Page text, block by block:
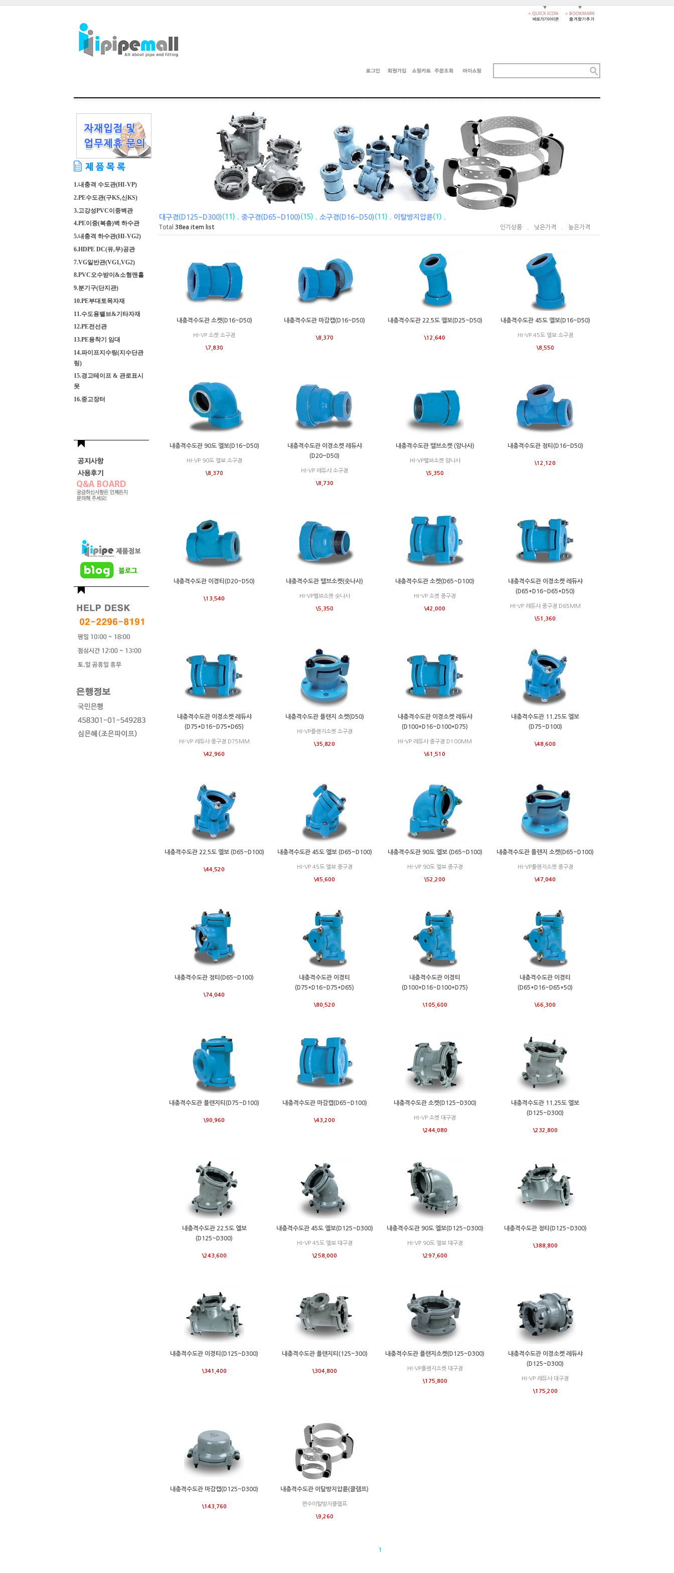
1.내충격 수도관(HI-VP)
2.PE수도관(구KS,신KS)
3.고강성PVC이중벽관
4.PE이중(복층)벽 하수관
5.내충격 하수관(HI-VG2)
6.HDPE DC(유,무)공관
7.VG일반관(VG1,VG2)
8.PVC오수받이&소형맨홀
9.분기구(단지관)
10.PE부대토목자재
11.수도용밸브&기타자재
12.PE전선관
13.PE융착기 임대
14.파이프지수링(지수단관
링)
15.경고테이프 & 관로표시
못
16.중고장터
대구경(D125~D300)(11) . 중구경(D65~D100)(15) . 소구경(D16~D50)(11) . 이탈방지압륜(1) .
Total 38ea item list 인기상품 낮은가격 높은가격
내충격수도관 소켓(D16~D50)
HI-VP 소켓 소구경
\7,830
내충격수도관 마감캡(D16~D50)
\8,370
내충격수도관 22.5도 엘보(D25~D50)
\12,640
내충격수도관 45도 엘보(D16~D50)
HI-VP 45도 엘보 소구경
\8,550
내충격수도관 90도 엘보(D16~D50)
HI-VP 90도 엘보 소구경
\8,370
내충격수도관 이경소켓 레듀샤
(D20~D50)
HI-VP 레듀샤 소구경
\8,730
내충격수도관 밸브소켓 (암나사)
HI-VP밸브소켓 암나사
\5,350
내충격수도관 정티(D16~D50)
\12,120
내충격수도관 이경티(D20~D50)
\13,540
내충격수도관 밸브소켓(숫나사)
HI-VP밸브소켓 숫나사
\5,350
내충격수도관 소켓(D65~D100)
HI-VP 소켓 중구경
\42,000
내충격수도관 이경소켓 레듀샤
(D65*D16~D65*D50)
HI-VP 레듀샤 중구경 D65MM
\51,360
내충격수도관 이경소켓 레듀샤
(D75*D16~D75*D65)
HI-VP 레듀샤 중구경 D75MM
\42,960
내충격수도관 플랜지 소켓(D50)
HI-VP플랜지소켓 소구경
\35,820
내충격수도관 이경소켓 레듀샤
(D100*D16~D100*D75)
HI-VP 레듀샤 중구경 D100MM
\61,510
내충격수도관 11.25도 엘보
(D75~D100)
\48,600
내충격수도관 22.5도 엘보 (D65~D100)
\44,520
내충격수도관 45도 엘보 (D65~D100)
HI-VP 45도 엘보 중구경
\45,600
내충격수도관 90도 엘보 (D65~D100)
HI-VP 90도 엘보 중구경
\52,200
내충격수도관 플랜지 소켓(D65~D100)
HI-VP플랜지소켓 중구경
\47,040
내충격수도관 정티(D65~D100)
\74,040
내충격수도관 이경티
(D75*D16~D75*D65)
\80,520
내충격수도관 이경티
(D100*D16~D100*D75)
\105,600
내충격수도관 이경티
(D65*D16~D65*50)
\66,300
내충격수도관 플랜지티(D75~D100)
\90,960
내충격수도관 마감캡(D65~D100)
\43,200
내충격수도관 소켓(D125~D300)
HI-VP 소켓 대구경
\244,080
내충격수도관 11.25도 엘보
(D125~D300)
\232,800
내충격수도관 22.5도 엘보
(D125~D300)
\243,600
내충격수도관 45도 엘보(D125~D300)
HI-VP 45도 엘보 대구경
\258,000
내충격수도관 90도 엘보(D125~D300)
HI-VP 90도 엘보 대구경
\297,600
내충격수도관 정티(D125~D300)
\388,800
내충격수도관 이경티(D125~D300)
\341,400
내충격수도관 플랜지티(125~300)
\304,800
내충격수도관 플랜지소켓(D125~D300)
HI-VP플랜지소켓 대구경
\175,800
내충격수도관 이경소켓 레듀샤
(D125~D300)
HI-VP 레듀샤 대구경
\175,200
내충격수도관 마감캡(D125~D300)
\143,760
내충격수도관 이탈방지압륜(클램프)
편수이탈방지클램프
\9,260
1